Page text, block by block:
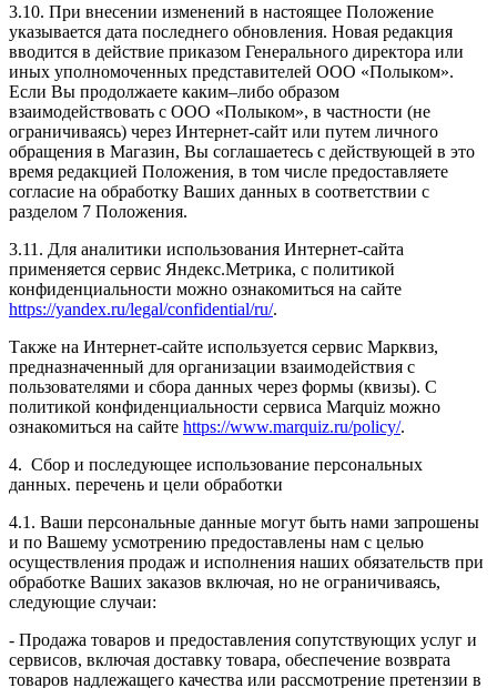
3.10. При внесении изменений в настоящее Положение
указывается дата последнего обновления. Новая редакция
вводится в действие приказом Генерального директора или
иных уполномоченных представителей ООО «Полыком».
Если Вы продолжаете каким–либо образом
взаимодействовать с ООО «Полыком», в частности (не
ограничиваясь) через Интернет-сайт или путем личного
обращения в Магазин, Вы соглашаетесь с действующей в это
время редакцией Положения, в том числе предоставляете
согласие на обработку Ваших данных в соответствии с
разделом 7 Положения.
3.11. Для аналитики использования Интернет-сайта
применяется сервис Яндекс.Метрика, с политикой
конфиденциальности можно ознакомиться на сайте
https://yandex.ru/legal/confidential/ru/.
Также на Интернет-сайте используется сервис Марквиз,
предназначенный для организации взаимодействия с
пользователями и сбора данных через формы (квизы). С
политикой конфиденциальности сервиса Marquiz можно
ознакомиться на сайте https://www.marquiz.ru/policy/.
4. Сбор и последующее использование персональных
данных. перечень и цели обработки
4.1. Ваши персональные данные могут быть нами запрошены
и по Вашему усмотрению предоставлены нам с целью
осуществления продаж и исполнения наших обязательств при
обработке Ваших заказов включая, но не ограничиваясь,
следующие случаи:
- Продажа товаров и предоставления сопутствующих услуг и
сервисов, включая доставку товара, обеспечение возврата
товаров надлежащего качества или рассмотрение претензии в